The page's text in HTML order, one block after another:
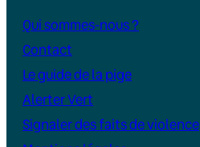
Qui sommes-nous ?
Contact
Le guide de la pige
Alerter Vert
Signaler des faits de violence